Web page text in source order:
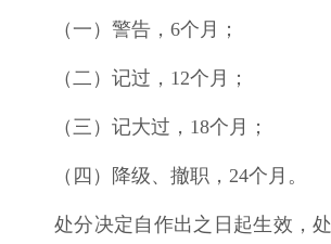
（一）警告，6个月；
（二）记过，12个月；
（三）记大过，18个月；
（四）降级、撤职，24个月。
处分决定自作出之日起生效，处